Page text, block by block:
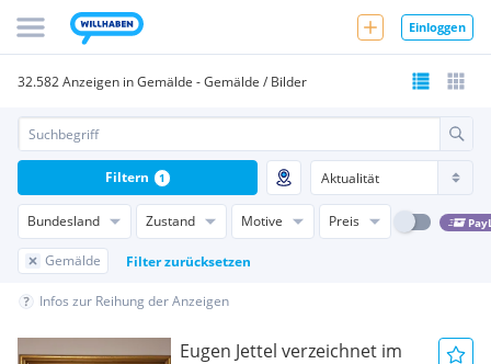
Einloggen
32.582 Anzeigen in Gemälde - Gemälde / Bilder
Bundesland Zustand Motive Preis
Gemälde Filter zurücksetzen
Filtern 1
Infos zur Reihung der Anzeigen
Eugen Jettel verzeichnet im